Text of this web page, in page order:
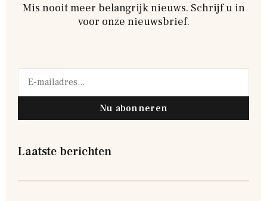
Mis nooit meer belangrijk nieuws. Schrijf u in
voor onze nieuwsbrief.
Nu abonneren
Laatste berichten